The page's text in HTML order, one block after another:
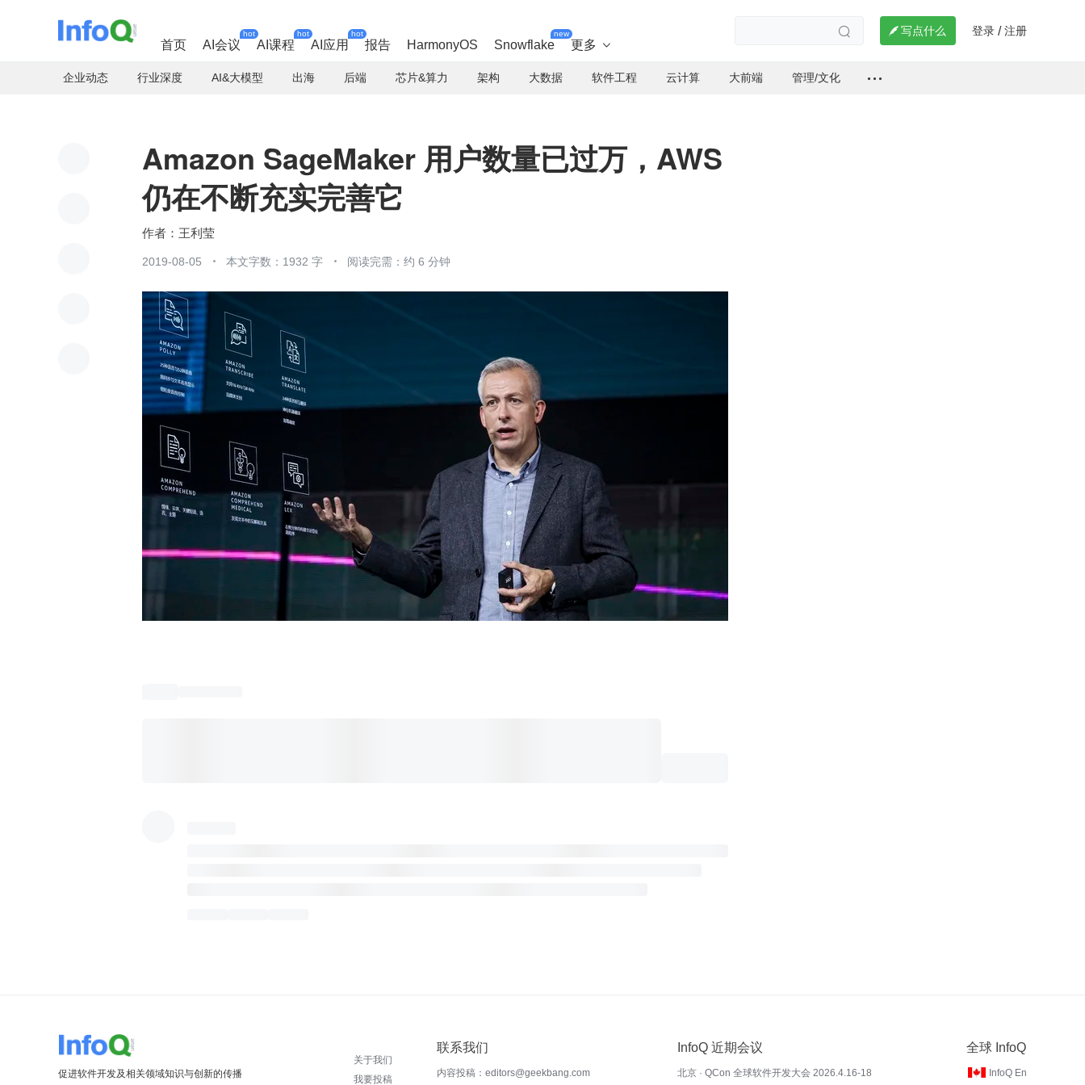
首页 AI会议
hot
AI课程
hot
AI应用
hot
报告 HarmonyOS Snowflake
new
更多 
  写点什么 登录 / 注册
企业动态 行业深度 AI&大模型 出海 后端 芯片&算力 架构 大数据 软件工程 云计算 大前端 管理/文化
Amazon SageMaker 用户数量已过万，AWS
仍在不断充实完善它
王利莹
2019-08-05 本文字数：1932 字 阅读完需：约 6 分钟
促进软件开发及相关领域知识与创新的传播
关于我们
我要投稿
联系我们
内容投稿：editors@geekbang.com
InfoQ 近期会议
北京 · QCon 全球软件开发大会 2026.4.16-18
全球 InfoQ
InfoQ En